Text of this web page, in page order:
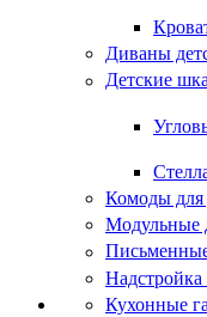
Диваны
Детские
Комоды для
Модульные
Надстройка
Кухонные